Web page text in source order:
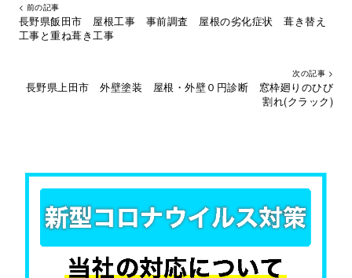
< 前の記事
長野県飯田市 屋根工事 事前調査 屋根の劣化症状 葺き替え
工事と重ね葺き工事
次の記事 >
長野県上田市 外壁塗装 屋根・外壁０円診断 窓枠廻りのひび
割れ(クラック)